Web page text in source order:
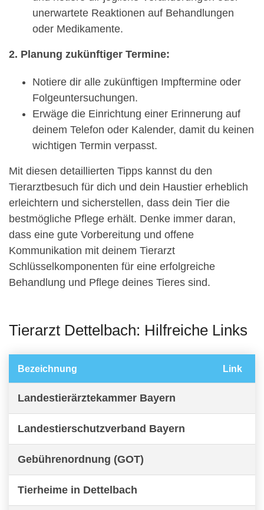
unerwartete Reaktionen auf Behandlungen
oder Medikamente.
2. Planung zukünftiger Termine:
Notiere dir alle zukünftigen Impftermine oder
Folgeuntersuchungen.
Erwäge die Einrichtung einer Erinnerung auf
deinem Telefon oder Kalender, damit du keinen
wichtigen Termin verpasst.
Mit diesen detaillierten Tipps kannst du den
Tierarztbesuch für dich und dein Haustier erheblich
erleichtern und sicherstellen, dass dein Tier die
bestmögliche Pflege erhält. Denke immer daran,
dass eine gute Vorbereitung und offene
Kommunikation mit deinem Tierarzt
Schlüsselkomponenten für eine erfolgreiche
Behandlung und Pflege deines Tieres sind.
Tierarzt Dettelbach: Hilfreiche Links
Bezeichnung Link
Landestierärztekammer Bayern
Landestierschutzverband Bayern
Gebührenordnung (GOT)
Tierheime in Dettelbach